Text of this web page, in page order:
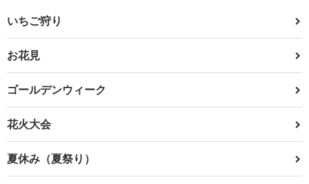
いちご狩り
お花見
ゴールデンウィーク
花火大会
夏休み（夏祭り）